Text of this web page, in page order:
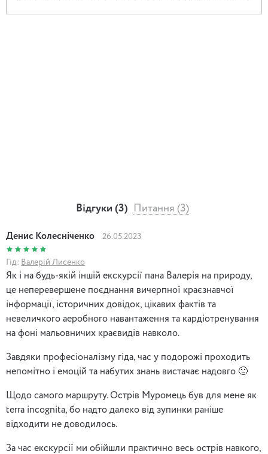
Відгуки (3) Питання (3)
Денис Колесніченко 26.05.2023
Гід: Валерій Лисенко
Як і на будь-якій іншій екскурсії пана Валерія на природу,
це неперевершене поєднання вичерпної краєзнавчої
інформації, історичних довідок, цікавих фактів та
невеличкого аеробного навантаження та кардіотренування
на фоні мальовничих краєвидів навколо.
Завдяки професіоналізму гіда, час у подорожі проходить
непомітно і емоцій та набутих знань вистачає надовго 🙂
Щодо самого маршруту. Острів Муромець був для мене як
terra incognita, бо надто далеко від зупинки раніше
відходити не доводилось.
За час екскурсії ми обійшли практично весь острів навкого,